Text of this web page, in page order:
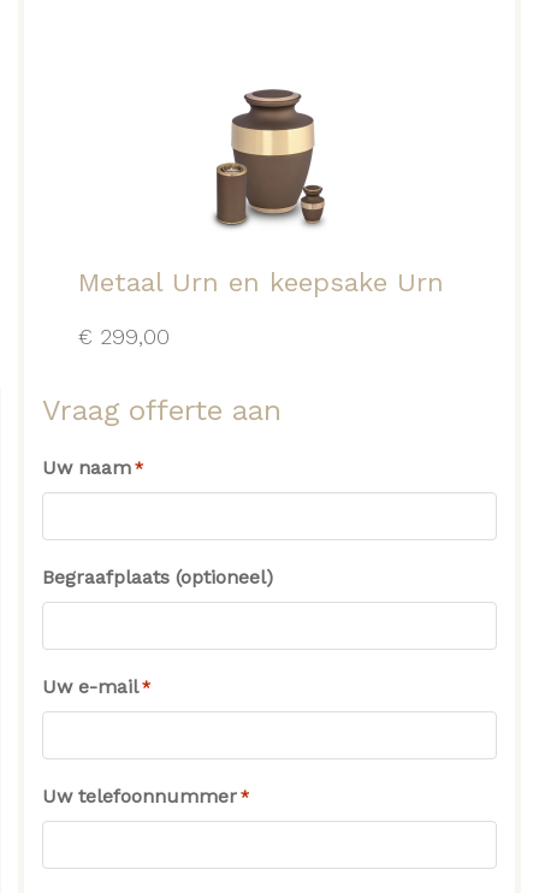
Metaal Urn en keepsake Urn
€ 299,00
Vraag offerte aan
Uw naam *
Begraafplaats (optioneel)
Uw e-mail *
Uw telefoonnummer *